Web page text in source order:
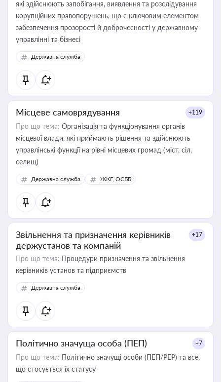
які здійснюють запобігання, виявлення та розслідування
корупційних правопорушень, що є ключовим елементом
забезпечення прозорості й доброчесності у державному
управлінні та бізнесі
Державна служба
Місцеве самоврядування +119
Про що тема: Організація та функціонування органів
місцевої влади, які приймають рішення та здійснюють
управлінські функції на рівні місцевих громад (міст, сіл,
селищ)
Державна служба ЖКГ, ОСББ
Звільнення та призначення керівників
держустанов та компаній
+17
Про що тема: Процедури призначення та звільнення
керівників установ та підприємств
Державна служба
Політично значуща особа (ПЕП) +7
Про що тема: Політично значущі особи (ПЕП/PEP) та все,
що стосується їх статусу